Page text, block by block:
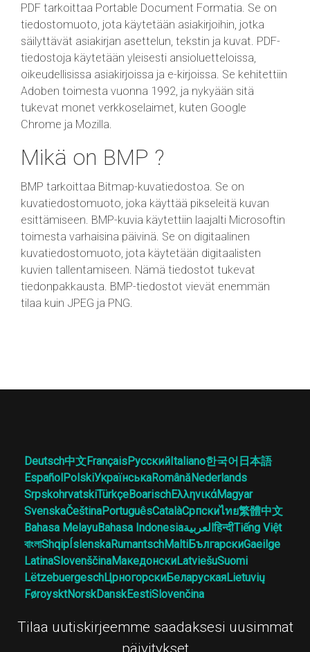
PDF tarkoittaa Portable Document Formatia. Se on
tiedostomuoto, jota käytetään asiakirjoihin, jotka
säilyttävät asiakirjan asettelun, tekstin ja kuvat. PDF-
tiedostoja käytetään yleisesti ansioluetteloissa,
oikeudellisissa asiakirjoissa ja e-kirjoissa. Se kehitettiin
Adoben toimesta vuonna 1992, ja nykyään sitä
tukevat monet verkkoselaimet, kuten Google
Chrome ja Mozilla.
Mikä on BMP ?
BMP tarkoittaa Bitmap-kuvatiedostoa. Se on
kuvatiedostomuoto, joka käyttää pikseleitä kuvan
esittämiseen. BMP-kuvia käytettiin laajalti Microsoftin
toimesta varhaisina päivinä. Se on digitaalinen
kuvatiedostomuoto, jota käytetään digitaalisten
kuvien tallentamiseen. Nämä tiedostot tukevat
tiedonpakkausta. BMP-tiedostot vievät enemmän
tilaa kuin JPEG ja PNG.
Deutsch中文FrançaisРусскийItaliano한국어 日本語
EspañolPolskiУкраїнськаRomânăNederlands
SrpskohrvatskiTürkçeBoarischΕλληνικάMagyar
SvenskaČeštinaPortuguêsCatalàСрпскиไทย繁體中文
Bahasa MelayuBahasa Indonesiaالعربيةहिन्दीTiếng Việt
বাংলাShqipÍslenskaRumantschMaltiБългарскиGaeilge
LatinaSlovenščinaМакедонскиLatviešuSuomi
LëtzebuergeschЦрногорскиБеларускаяLietuvių
FøroysktNorskDanskEestiSlovenčina
Tilaa uutiskirjeemme saadaksesi uusimmat
päivitykset